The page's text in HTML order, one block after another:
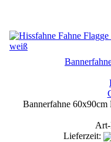
Bannerfahne
Lieferzeit: